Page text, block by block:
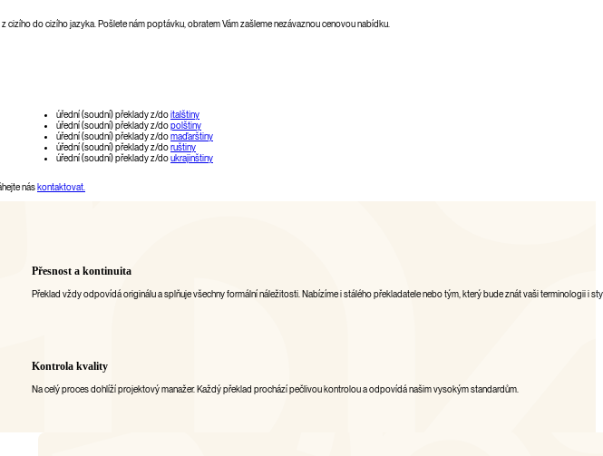
do cizího jazyka. Pošlete nám poptávku, obratem Vám zašleme nezávaznou cenovou nabídku.
úřední (soudní) překlady z/doitalštiny
úřední (soudní) překlady z/dopolštiny
úřední (soudní) překlady z/domaďarštiny
úřední (soudní) překlady z/doruštiny
úřední (soudní) překlady z/doukrajinštiny
náskontaktovat.
Přesnost a kontinuita
Překlad vždy odpovídá originálu a splňuje všechny formální náležitosti. Nabízíme i stálého překladatele nebo tým, který bude znát vaši terminologii i
Kontrola kvality
Na celý proces dohlíží projektový manažer. Každý překlad prochází pečlivou kontrolou a odpovídá našim vysokým standardům.